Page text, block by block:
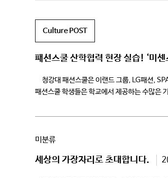
Culture POST
패션스쿨 산학협력 현장 실습! ‘미센
청강대 패션스쿨은 이랜드 그룹, LG패션,
패션스쿨 학생들은 학교에서 제공하는 수많은
미분류
세상의 가장자리로 초대합니다.